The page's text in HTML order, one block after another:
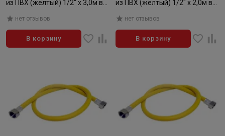
из ПВХ (желтый) 1/2" х 3,0м в/
нет отзывов
В корзину
из ПВХ (желтый) 1/2" х 2,0м в/
нет отзывов
В корзину